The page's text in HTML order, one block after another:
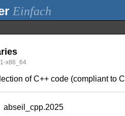
Einfach
x86_64
of C++ code (compliant to
abseil_cpp.2025